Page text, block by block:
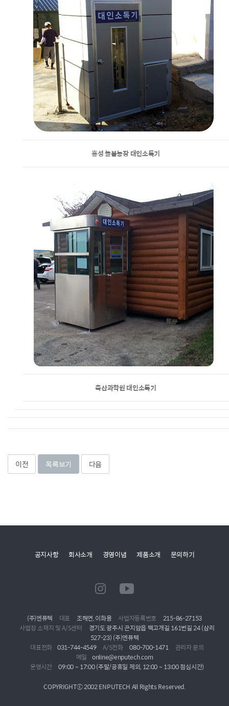
홍성 늘봄농장 대인소독기
축산과학원 대인소독기
이전 목록보기 다음
공지사항 회사소개 경영이념 제품소개 문의하기
(주)엔퓨텍 대표 조해연, 이화용 사업자등록번호
215-86-27153
사업장 소재지 및 A/S센터
경기도 광주시 곤지암읍 백고개길 161번길 24 (삼리
527-23) (주)엔퓨텍
대표전화 031-744-4549 A/S전화 080-700-1471
관리자 문의
메일
online@enputech.com
운영시간
09:00 ~ 17:00 (주말/공휴일 제외, 12:00 ~ 13:00 점심시간)
COPYRIGHTⓒ 2002 ENPUTECH All Rights Reserved.